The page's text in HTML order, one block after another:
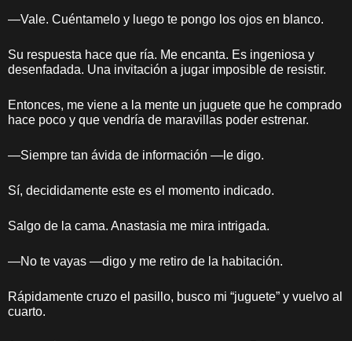
—Vale. Cuéntamelo y luego te pongo los ojos en blanco.
Su respuesta hace que ría. Me encanta. Es ingeniosa y
desenfadada. Una invitación a jugar imposible de resistir.
Entonces, me viene a la mente un juguete que he comprado
hace poco y que vendría de maravillas poder estrenar.
—Siempre tan ávida de información —le digo.
Sí, decididamente este es el momento indicado.
Salgo de la cama. Anastasia me mira intrigada.
—No te vayas —digo y me retiro de la habitación.
Rápidamente cruzo el pasillo, busco mi “juguete” y vuelvo al
cuarto.